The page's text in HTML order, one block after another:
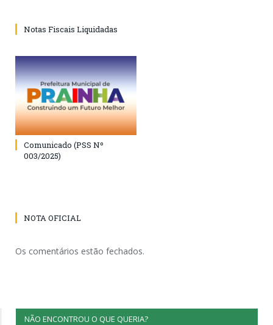
Notas Fiscais Liquidadas
Comunicado (PSS Nº
003/2025)
NOTA OFICIAL
Os comentários estão fechados.
NÃO ENCONTROU O QUE QUERIA?